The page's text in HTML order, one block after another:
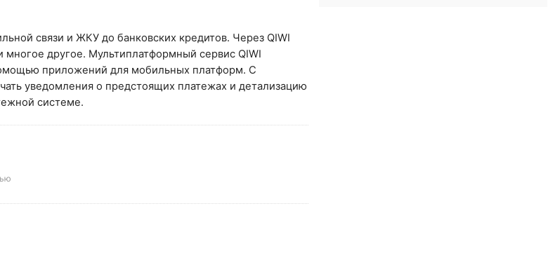
связи и ЖКУ до банковских кредитов. Через QIWI
другое. Мультиплатформный сервис QIWI
приложений для мобильных платформ. С
уведомления о предстоящих платежах и детализацию
системе.